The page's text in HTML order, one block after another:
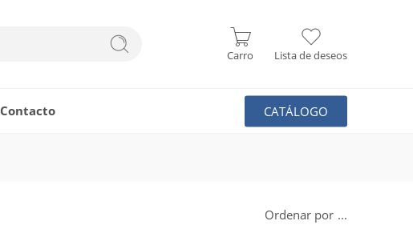
Carro Lista de deseos
Contacto CATÁLOGO
Ordenar por ...